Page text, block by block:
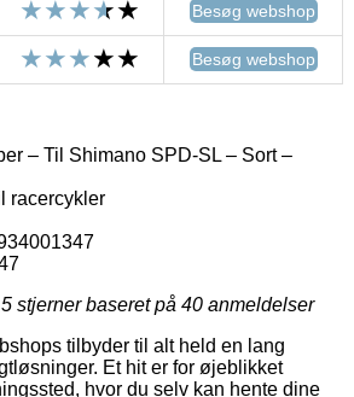
Besøg webshop
Besøg webshop
– Til Shimano SPD-SL – Sort –
racercykler
stjerner baseret på 40 anmeldelser
tilbyder til alt held en lang
Et hit er for øjeblikket
hvor du selv kan hente dine